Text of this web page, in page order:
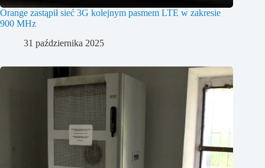
Orange zastąpił sieć 3G kolejnym pasmem LTE w zakresie
900 MHz
31 października 2025